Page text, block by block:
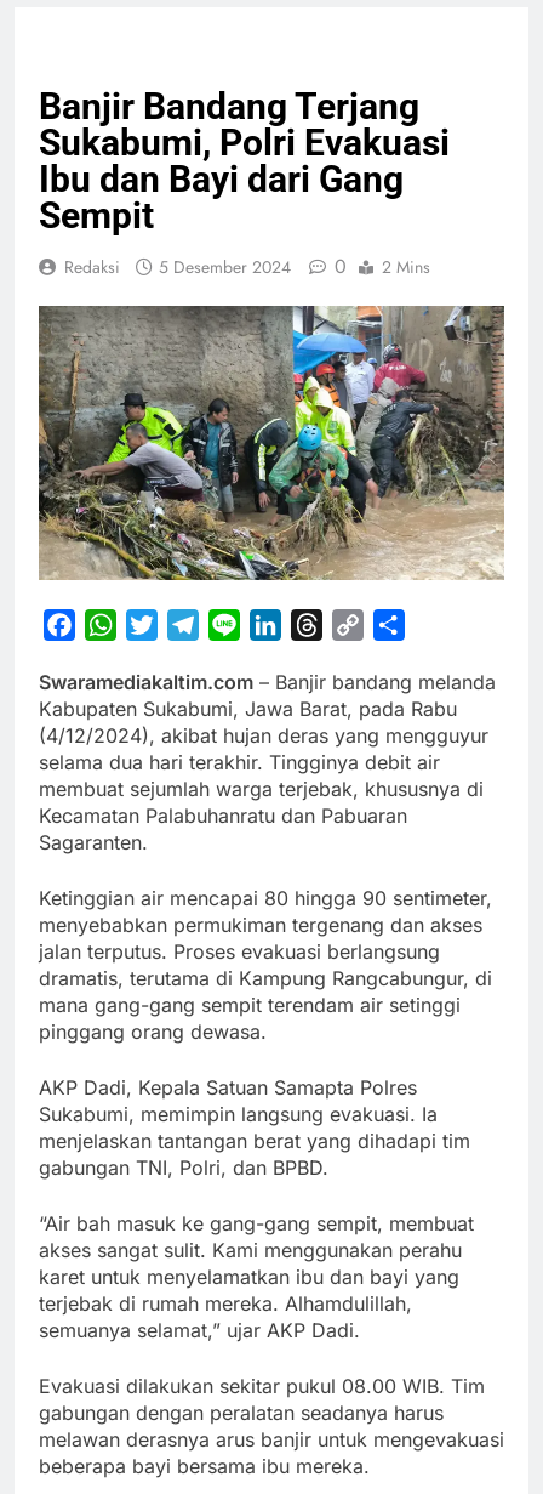
Banjir Bandang Terjang
Sukabumi, Polri Evakuasi
Ibu dan Bayi dari Gang
Sempit
Redaksi 5 Desember 2024 0 2 Mins
FacebookWhatsApp
TwitterTelegram
Line LinkedInThreads
Copy
Swaramediakaltim.com – Banjir bandang melanda
Kabupaten Sukabumi, Jawa Barat, pada Rabu
(4/12/2024), akibat hujan deras yang mengguyur
selama dua hari terakhir. Tingginya debit air
membuat sejumlah warga terjebak, khususnya di
Kecamatan Palabuhanratu dan Pabuaran
Sagaranten.
Ketinggian air mencapai 80 hingga 90 sentimeter,
menyebabkan permukiman tergenang dan akses
jalan terputus. Proses evakuasi berlangsung
dramatis, terutama di Kampung Rangcabungur, di
mana gang-gang sempit terendam air setinggi
pinggang orang dewasa.
AKP Dadi, Kepala Satuan Samapta Polres
Sukabumi, memimpin langsung evakuasi. Ia
menjelaskan tantangan berat yang dihadapi tim
gabungan TNI, Polri, dan BPBD.
“Air bah masuk ke gang-gang sempit, membuat
akses sangat sulit. Kami menggunakan perahu
karet untuk menyelamatkan ibu dan bayi yang
terjebak di rumah mereka. Alhamdulillah,
semuanya selamat,” ujar AKP Dadi.
Evakuasi dilakukan sekitar pukul 08.00 WIB. Tim
gabungan dengan peralatan seadanya harus
melawan derasnya arus banjir untuk mengevakuasi
beberapa bayi bersama ibu mereka.